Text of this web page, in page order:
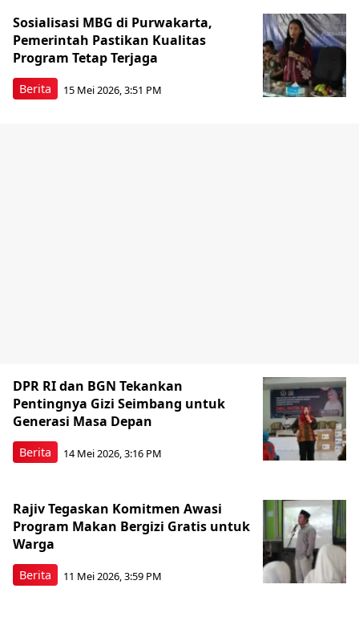
Berita
Sosialisasi MBG di Purwakarta,
Pemerintah Pastikan Kualitas
Program Tetap Terjaga
15 Mei 2026, 3:51 PM
Berita
DPR RI dan BGN Tekankan
Pentingnya Gizi Seimbang untuk
Generasi Masa Depan
14 Mei 2026, 3:16 PM
Berita
Rajiv Tegaskan Komitmen Awasi
Program Makan Bergizi Gratis untuk
Warga
11 Mei 2026, 3:59 PM